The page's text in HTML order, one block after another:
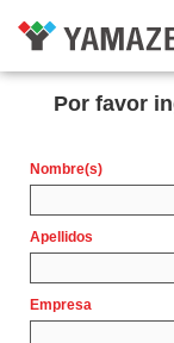
Por favor
Nombre(s)
Apellidos
Empresa